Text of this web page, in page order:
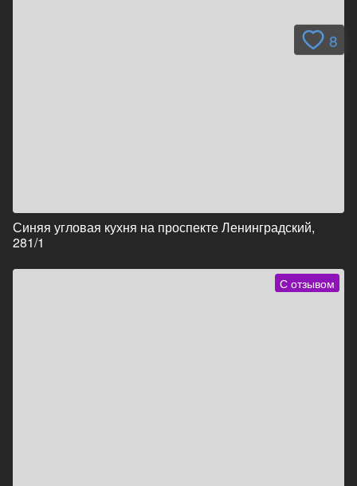
8
Синяя угловая кухня на проспекте Ленинградский,
281/1
С отзывом